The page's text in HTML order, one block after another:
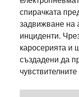
спирачката
задвижване на
инциденти.
каросерията и
създадени да